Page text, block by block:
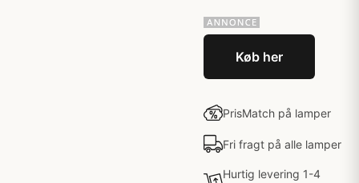
Køb her
PrisMatch på lamper
Fri fragt på alle lamper
Hurtig levering 1-4